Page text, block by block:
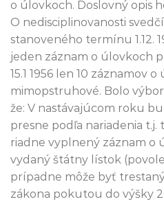
o úlovkoch. Doslovný opis
O nedisciplinovanosti
stanoveného termínu 1.12.
jeden záznam o úlovkoch
15.1 1956 len 10 záznamov
mimopstruhové. Bolo
že: V nastávajúcom roku
presne podľa nariadenia
riadne vyplnený záznam o
vydaný štátny lístok
prípadne môže byť
zákona pokutou do výšky